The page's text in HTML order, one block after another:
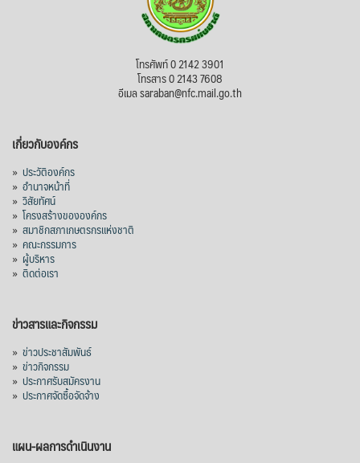
โทรศัพท์ 0 2142 3901
โทรสาร 0 2143 7608
อีเมล saraban@nfc.mail.go.th
เกี่ยวกับองค์กร
» ประวัติองค์กร
» อำนาจหน้าที่
» วิสัยทัศน์
» โครงสร้างขององค์กร
» สมาชิกสภาเกษตรกรแห่งชาติ
» คณะกรรมการ
» ผู้บริหาร
» ติดต่อเรา
ข่าวสารและกิจกรรม
» ข่าวประชาสัมพันธ์
» ข่าวกิจกรรม
» ประกาศรับสมัครงาน
» ประกาศจัดซื้อจัดจ้าง
แผน-ผลการดำเนินงาน